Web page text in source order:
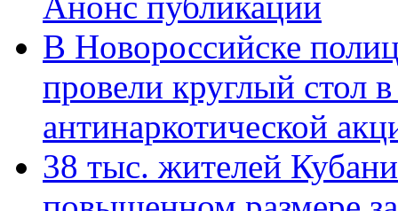
В Новороссийске
провели круглый стол
антинаркотической
38 тыс. жителей